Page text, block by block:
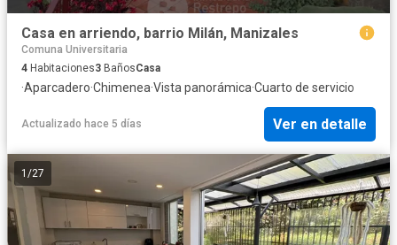
Casa en arriendo, barrio Milán, Manizales
Comuna Universitaria
4 Habitaciones3 BañosCasa
·Aparcadero·Chimenea·Vista panorámica·Cuarto de servicio
Actualizado hace 5 días Ver en detalle
1 /27